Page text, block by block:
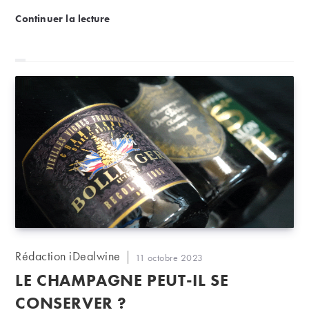
Continuer la lectureDégustation de vin à l’aveugle : la chaussette,
Auteur/autrice
la
publication :
Rédaction iDealwine
Publication
publiée :
11 octobre 2023
LE CHAMPAGNE PEUT-IL SE
CONSERVER ?